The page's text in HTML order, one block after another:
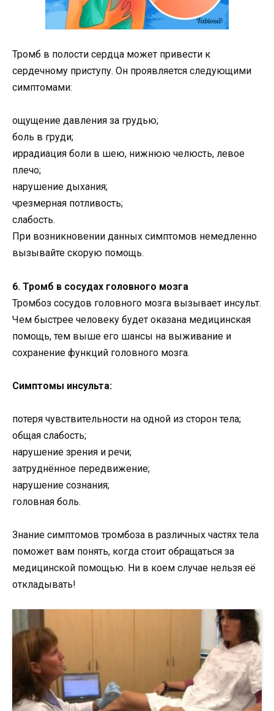
Тромб в полости сердца может привести к
сердечному приступу. Он проявляется следующими
симптомами:
ощущение давления за грудью;
боль в груди;
иррадиация боли в шею, нижнюю челюсть, левое
плечо;
нарушение дыхания;
чрезмерная потливость;
слабость.
При возникновении данных симптомов немедленно
вызывайте скорую помощь.
6. Тромб в сосудах головного мозга
Тромбоз сосудов головного мозга вызывает инсульт.
Чем быстрее человеку будет оказана медицинская
помощь, тем выше его шансы на выживание и
сохранение функций головного мозга.
Симптомы инсульта:
потеря чувствительности на одной из сторон тела;
общая слабость;
нарушение зрения и речи;
затруднённое передвижение;
нарушение сознания;
головная боль.
Знание симптомов тромбоза в различных частях тела
поможет вам понять, когда стоит обращаться за
медицинской помощью. Ни в коем случае нельзя её
откладывать!